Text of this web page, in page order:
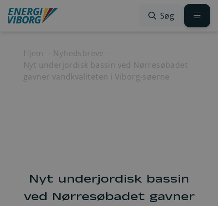
Spring til indhold
Søg
Hjem
Nyhedsbreve
Nyt underjordisk bassin ved Nørresøbadet
gavner vandkvaliteten i Viborg-søerne
Nyt underjordisk bassin
ved Nørresøbadet gavner